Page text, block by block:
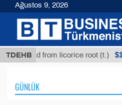
TDEHB
acid from licorice root (t.)
GÜNLÜK
Ağustos 9, 2026